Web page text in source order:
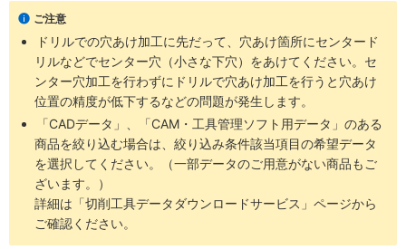
ご注意
ドリルでの穴あけ加工に先だって、穴あけ箇所にセンタード
リルなどでセンター穴（小さな下穴）をあけてください。セ
ンター穴加工を行わずにドリルで穴あけ加工を行うと穴あけ
位置の精度が低下するなどの問題が発生します。
「CADデータ」、「CAM・工具管理ソフト用データ」のある
商品を絞り込む場合は、絞り込み条件該当項目の希望データ
を選択してください。（一部データのご用意がない商品もご
ざいます。）
詳細は「切削工具データダウンロードサービス」ページから
ご確認ください。